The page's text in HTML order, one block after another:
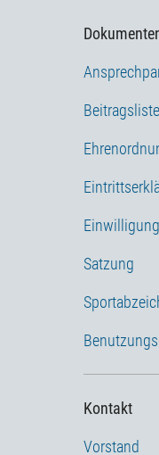
Beitragsliste
Satzung
Kontakt
Vorstand